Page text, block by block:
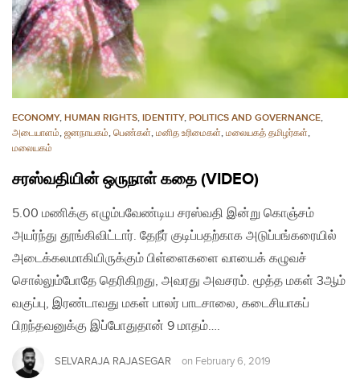
ECONOMY, HUMAN RIGHTS, IDENTITY, POLITICS AND GOVERNANCE,
அடையாளம், ஜனநாயகம், பெண்கள், மனித உரிமைகள், மலையகத் தமிழர்கள்,
மலையகம்
சரஸ்வதியின் ஒருநாள் கதை (VIDEO)
5.00 மணிக்கு எழும்பவேண்டிய சரஸ்வதி இன்று கொஞ்சம்
அயர்ந்து தூங்கிவிட்டார். தேநீர் குடிப்பதற்காக அடுப்பங்கரையில்
அடைக்கலமாகியிருக்கும் பிள்ளைகளை வாயைக் கழுவச்
சொல்லும்போதே தெரிகிறது, அவரது அவசரம். மூத்த மகள் 3ஆம்
வகுப்பு, இரண்டாவது மகள் பாலர் பாடசாலை, கடைசியாகப்
பிறந்தவனுக்கு இப்போதுதான் 9 மாதம்….
SELVARAJA RAJASEGAR on February 6, 2019